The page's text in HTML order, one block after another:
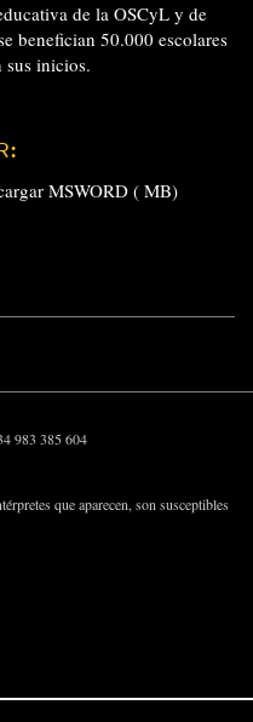
de la OSCyL y de
benefician 50.000 escolares
sus inicios.
MSWORD ( MB)
983 385 604
que aparecen, son susceptibles